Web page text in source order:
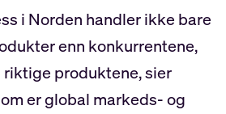
i Norden handler ikke bare
enn konkurrentene,
riktige produktene, sier
er global markeds- og